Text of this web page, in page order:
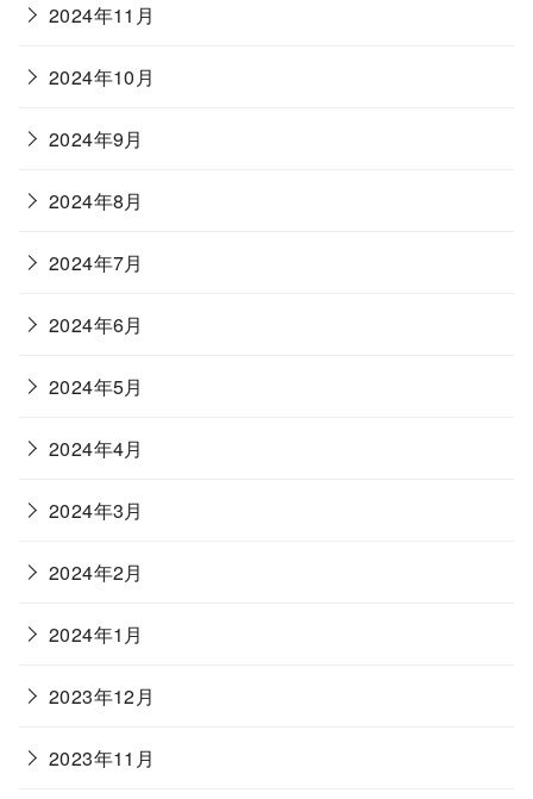
2024年11月
2024年10月
2024年9月
2024年8月
2024年7月
2024年6月
2024年5月
2024年4月
2024年3月
2024年2月
2024年1月
2023年12月
2023年11月